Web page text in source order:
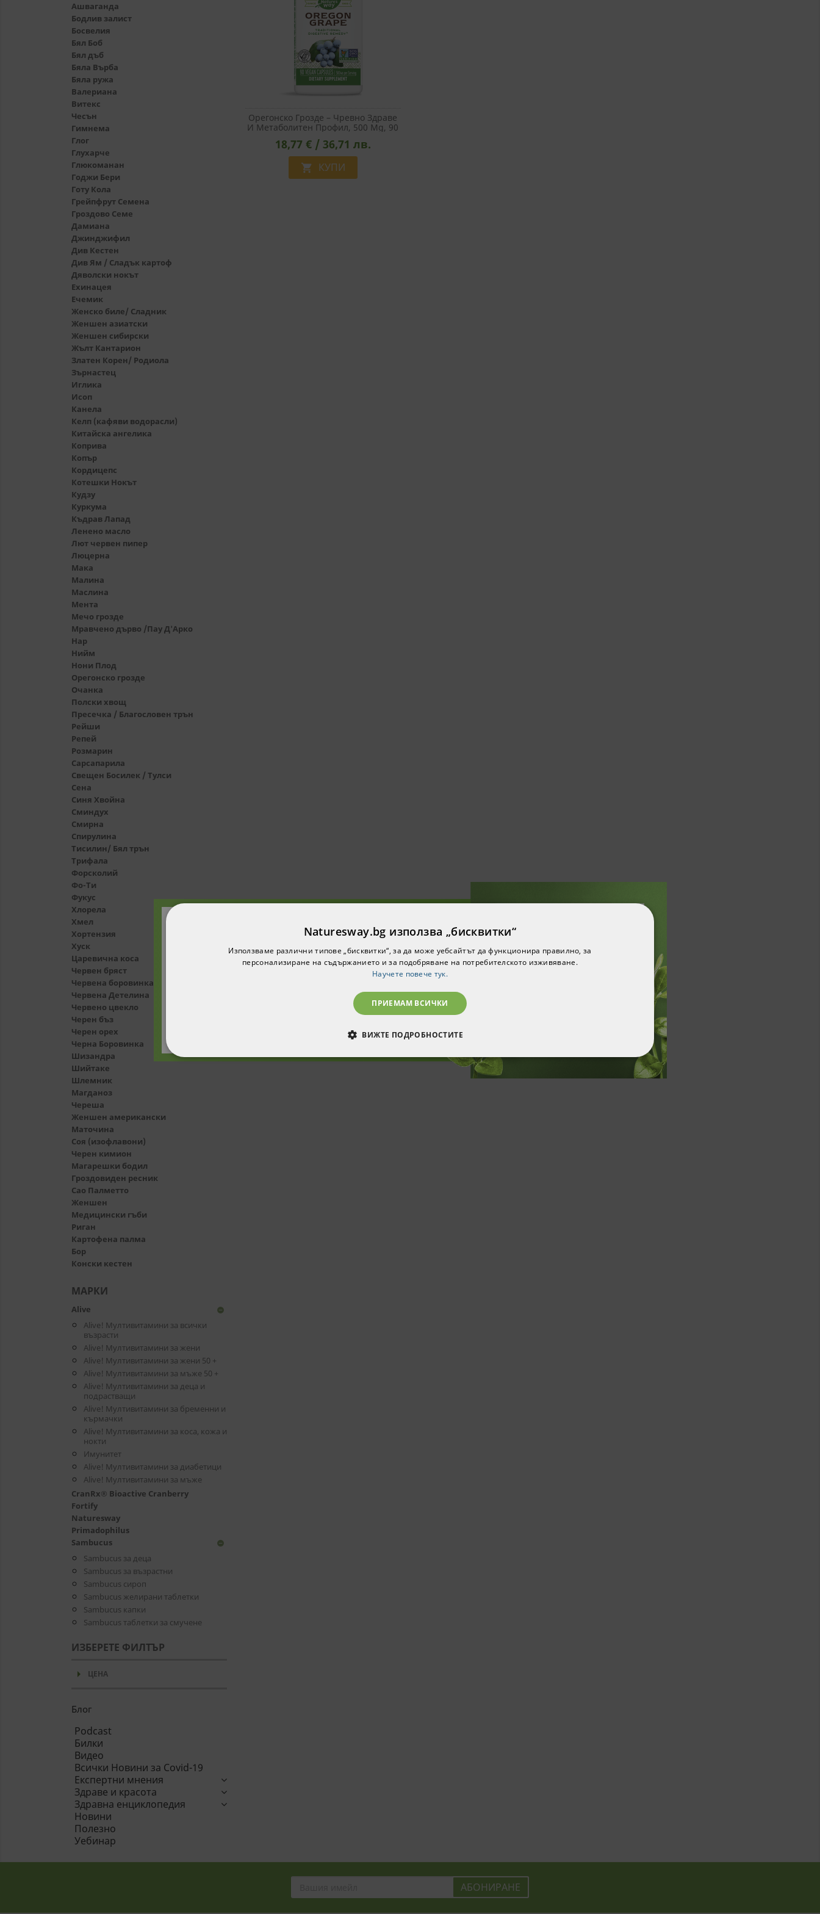
Ашваганда
Бодлив залист
Босвелия
Бял Боб
Бял дъб
Бяла Върба
Бяла ружа
Валериана
Витекс
Чесън
Гимнема
Глог
Глухарче
Глюкоманан
Годжи Бери
Готу Кола
Грейпфрут Семена
Гроздово Семе
Дамиана
Джинджифил
Див Кестен
Див Ям / Сладък картоф
Дяволски нокът
Ехинацея
Ечемик
Женско биле/ Сладник
Женшен азиатски
Женшен сибирски
Жълт Кантарион
Златен Корен/ Родиола
Зърнастец
Иглика
Исоп
Канела
Келп (кафяви водорасли)
Китайска ангелика
Коприва
Копър
Кордицепс
Котешки Нокът
Кудзу
Куркума
Къдрав Лапад
Ленено масло
Лют червен пипер
Люцерна
Мака
Малина
Маслина
Мента
Мечо грозде
Мравчено дърво /Пау Д'Арко
Нар
Нийм
Нони Плод
Орегонско грозде
Очанка
Полски хвощ
Пресечка / Благословен трън
Рейши
Репей
Розмарин
Сарсапaрила
Свещен Босилек / Тулси
Сена
Синя Хвойна
Сминдух
Смирна
Спирулина
Тисилин/ Бял трън
Трифала
Форсколий
Фо-Ти
Фукус
Хлорела
Хмел
Хортензия
Хуск
Царевична коса
Червен бряст
Червена боровинка
Червена Детелина
Червено цвекло
Черен бъз
Черен орех
Черна Боровинка
Шизандра
Шийтаке
Шлемник
Магданоз
Череша
Женшен американски
Маточина
Соя (изофлавони)
Черен кимион
Магарешки бодил
Гроздовиден ресник
Сао Палметто
Женшен
Медицински гъби
Риган
Картофена палма
Бор
Конски кестен
МАРКИ
Alive remove_circle
Alive! Мултивитамини за всички
възрасти
Alive! Мултивитамини за жени
Alive! Мултивитамини за жени 50 +
Alive! Мултивитамини за мъже 50 +
Alive! Мултивитамини за деца и
подрастващи
Alive! Мултивитамини за бременни и
кърмачки
Alive! Мултивитамини за коса, кожа и
нокти
Имунитет
Alive! Мултивитамини за диабетици
Alive! Мултивитамини за мъже
CranRx® Bioactive Cranberry
Fortify
Naturesway
Primadophilus
Sambucus
remove_circle
Sambucus за деца
Sambucus за възрастни
Sambucus сироп
Sambucus желирани таблетки
Sambucus капки
Sambucus таблетки за смучене
ИЗБЕРЕТЕ ФИЛТЪР
arrow_drop_down ЦЕНА
Блог
Podcast
Билки
Видео
Всички Новини за Covid-19
Експертни мнения
Здраве и красота
Здравна енциклопедия
Новини
Полезно
Уебинар
Орегонско Грозде – Чревно Здраве
И Метаболитен Профил, 500 Mg, 90
Капсули
18,77 € / 36,71 лв.
 КУПИ
Абонирайте се за нашия бюлетин и ще
получите 10% намаление за вашата
Naturesway.bg използва „бисквитки“
Използваме различни типове „бисквитки“, за да може уебсайтът да функционира правилно, за
персонализиране на съдържанието и за подобряване на потребителското изживяване.
Научете повече тук.
ПРИЕМАМ ВСИЧКИ
ВИЖТЕ ПОДРОБНОСТИТЕ
СТРОГО НЕОБХОДИМИ СТАТИСТИЧЕСКИ МАРКЕТИНГOВИ